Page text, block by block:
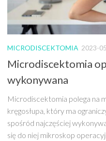
MICRODISCEKTOMIA 2023-
Microdiscektomia
wykonywana
Microdiscektomia polega na
kręgosłupa, który ma
spośród najczęściej
się do niej mikroskop